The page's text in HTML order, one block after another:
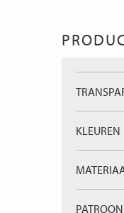
KLEUREN
PATROON